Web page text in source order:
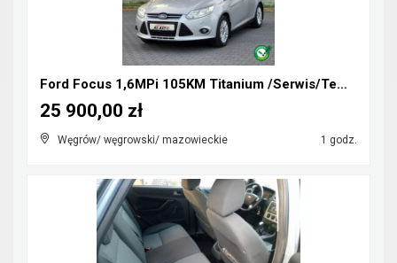
Ford Focus 1,6MPi 105KM Titanium /Serwis/Tempomat/...
Węgrów/ węgrowski/ mazowieckie 1 godz.
25 900,00 zł